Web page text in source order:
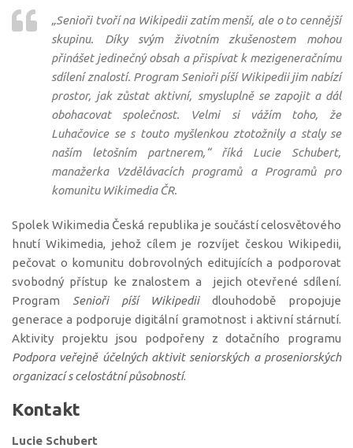
„Senioři tvoří na Wikipedii zatím menší, ale o to cennější
skupinu. Díky svým životním zkušenostem mohou
přinášet jedinečný obsah a přispívat k mezigeneračnímu
sdílení znalostí. Program Senioři píší Wikipedii jim nabízí
prostor, jak zůstat aktivní, smysluplně se zapojit a dál
obohacovat společnost. Velmi si vážím toho, že
Luhačovice se s touto myšlenkou ztotožnily a staly se
naším letošním partnerem,“ říká Lucie Schubert,
manažerka Vzdělávacích programů a Programů pro
komunitu Wikimedia ČR.
Spolek Wikimedia Česká republika je součástí celosvětového
hnutí Wikimedia, jehož cílem je rozvíjet českou Wikipedii,
pečovat o komunitu dobrovolných editujících a podporovat
svobodný přístup ke znalostem a jejich otevřené sdílení.
Program Senioři píší Wikipediidlouhodobě propojuje
generace a podporuje digitální gramotnost i aktivní stárnutí.
Aktivity projektu jsou podpořeny z dotačního programu
Podpora veřejně účelných aktivit seniorských a proseniorských
organizací s celostátní působností.
Kontakt
Lucie Schubert